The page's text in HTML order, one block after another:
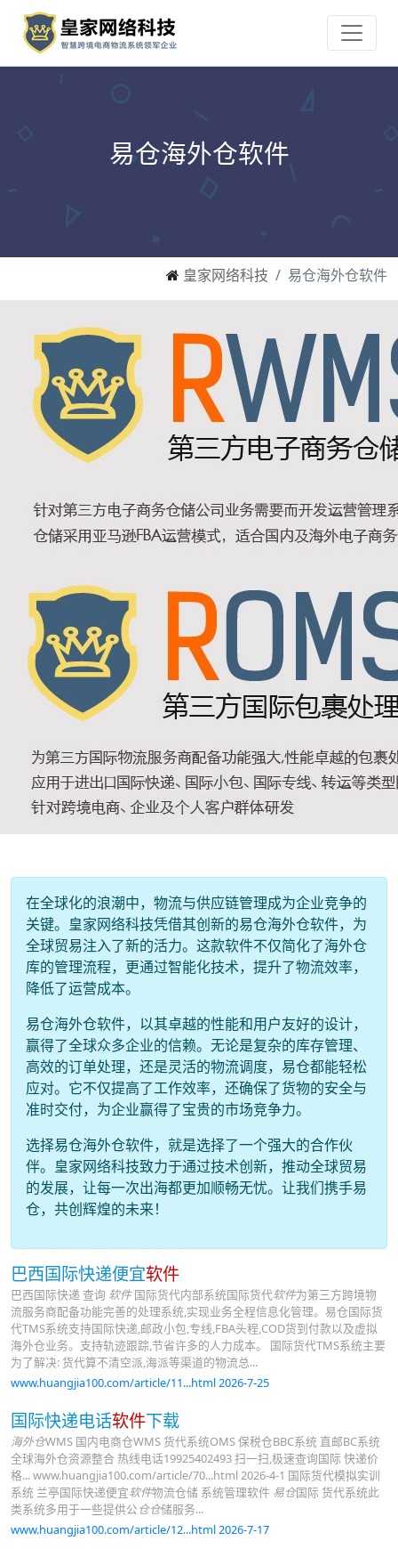
易仓海外仓软件
皇家网络科技 易仓海外仓软件
在全球化的浪潮中，物流与供应链管理成为企业竞争的
关键。皇家网络科技凭借其创新的易仓海外仓软件，为
全球贸易注入了新的活力。这款软件不仅简化了海外仓
库的管理流程，更通过智能化技术，提升了物流效率，
降低了运营成本。
易仓海外仓软件，以其卓越的性能和用户友好的设计，
赢得了全球众多企业的信赖。无论是复杂的库存管理、
高效的订单处理，还是灵活的物流调度，易仓都能轻松
应对。它不仅提高了工作效率，还确保了货物的安全与
准时交付，为企业赢得了宝贵的市场竞争力。
选择易仓海外仓软件，就是选择了一个强大的合作伙
伴。皇家网络科技致力于通过技术创新，推动全球贸易
的发展，让每一次出海都更加顺畅无忧。让我们携手易
仓，共创辉煌的未来！
巴西国际快递便宜软件
巴西国际快递 查询 软件国际货代内部系统国际货代软件为第三方跨境物
流服务商配备功能完善的处理系统,实现业务全程信息化管理。易仓国际货
代TMS系统支持国际快递,邮政小包,专线,FBA头程,COD货到付款以及虚拟
海外仓业务。支持轨迹跟踪,节省许多的人力成本。 国际货代TMS系统主要
为了解决: 货代算不清空派,海派等渠道的物流总...
www.huangjia100.com/article/11...html 2026-7-25
国际快递电话软件下载
海外仓WMS 国内电商仓WMS 货代系统OMS 保税仓BBC系统 直邮BC系统
全球海外仓资源整合 热线电话19925402493 扫一扫,极速查询国际 快递价
格... www.huangjia100.com/article/70...html 2026-4-1 国际货代模拟实训
系统 兰亭国际快递便宜软件物流仓储 系统管理软件 易仓国际 货代系统此
类系统多用于一些提供公仓仓储服务...
www.huangjia100.com/article/12...html 2026-7-17